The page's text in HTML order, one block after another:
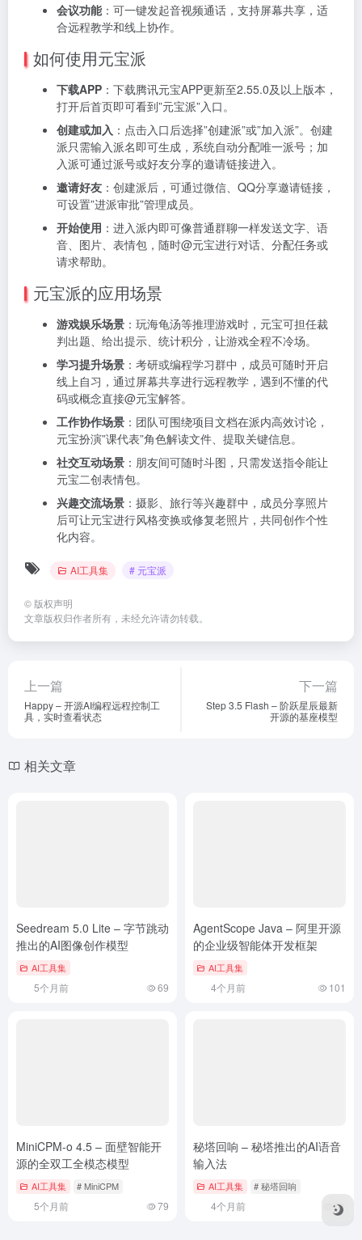
会议功能：可一键发起音视频通话，支持屏幕共享，适
合远程教学和线上协作。
如何使用元宝派
下载APP ：下载腾讯元宝APP更新至2.55.0及以上版本，
打开后首页即可看到”元宝派”入口。
创建或加入 ：点击入口后选择”创建派”或”加入派”。创建
派只需输入派名即可生成，系统自动分配唯一派号；加
入派可通过派号或好友分享的邀请链接进入。
邀请好友 ：创建派后，可通过微信、QQ分享邀请链接，
可设置”进派审批”管理成员。
开始使用 ：进入派内即可像普通群聊一样发送文字、语
音、图片、表情包，随时@元宝进行对话、分配任务或
请求帮助。
元宝派的应用场景
游戏娱乐场景 ：玩海龟汤等推理游戏时，元宝可担任裁
判出题、给出提示、统计积分，让游戏全程不冷场。
学习提升场景 ：考研或编程学习群中，成员可随时开启
线上自习，通过屏幕共享进行远程教学，遇到不懂的代
码或概念直接@元宝解答。
工作协作场景 ：团队可围绕项目文档在派内高效讨论，
元宝扮演”课代表”角色解读文件、提取关键信息。
社交互动场景 ：朋友间可随时斗图，只需发送指令能让
元宝二创表情包。
兴趣交流场景 ：摄影、旅行等兴趣群中，成员分享照片
后可让元宝进行风格变换或修复老照片，共同创作个性
化内容。
AI工具集 # 元宝派
© 版权声明
文章版权归作者所有，未经允许请勿转载。
上一篇
Happy – 开源AI编程远程控制工
具，实时查看状态
下一篇
Step 3.5 Flash – 阶跃星辰最新
开源的基座模型
相关文章
Seedream 5.0 Lite – 字节跳动
推出的AI图像创作模型
AI工具集
5个月前 69
AgentScope Java – 阿里开源
的企业级智能体开发框架
AI工具集
4个月前 101
MiniCPM-o 4.5 – 面壁智能开
源的全双工全模态模型
AI工具集 # MiniCPM
5个月前 79
秘塔回响 – 秘塔推出的AI语音
输入法
AI工具集 # 秘塔回响
4个月前 51